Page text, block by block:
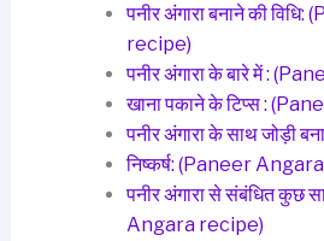
पनीर अंगारा बनाने की
recipe)
पनीर अंगारा के बारे में :
खाना पकाने के टिप्स :
पनीर अंगारा के साथ जोड़ी
निष्कर्ष: (Paneer
पनीर अंगारा से संबंधित कुछ
Angara recipe)